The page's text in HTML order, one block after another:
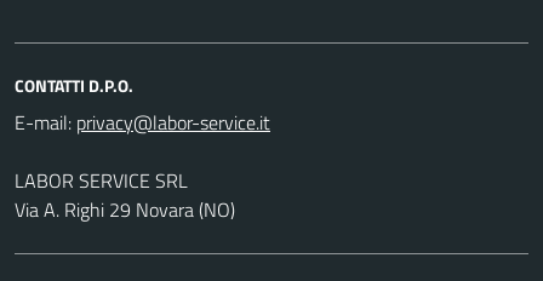
CONTATTI D.P.O.
E-mail:
LABOR SERVICE SRL
Via A. Righi 29 Novara (NO)